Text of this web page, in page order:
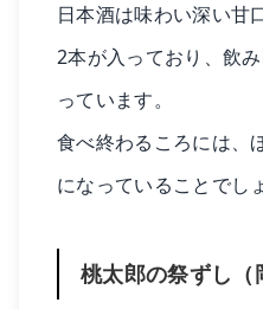
日本酒は味わい深い甘
2本が入っており、飲
っています。
食べ終わるころには、
になっていることでし
桃太郎の祭ずし（